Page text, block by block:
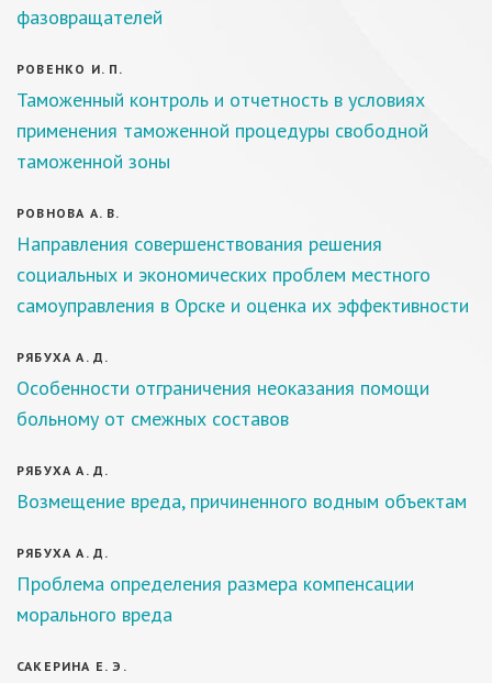
фазовращателей
РОВЕНКО И. П.
Таможенный контроль и отчетность в условиях
применения таможенной процедуры свободной
таможенной зоны
РОВНОВА А. В.
Направления совершенствования решения
социальных и экономических проблем местного
самоуправления в Орске и оценка их эффективности
РЯБУХА А. Д.
Особенности отграничения неоказания помощи
больному от смежных составов
РЯБУХА А. Д.
Возмещение вреда, причиненного водным объектам
РЯБУХА А. Д.
Проблема определения размера компенсации
морального вреда
САКЕРИНА Е. Э.